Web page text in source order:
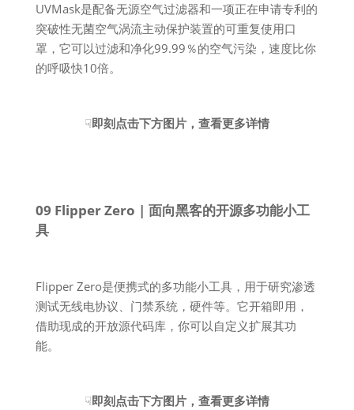
UVMask是配备无源空气过滤器和一项正在申请专利的
突破性无菌空气涡流主动保护装置的可重复使用口
罩，它可以过滤和净化99.99％的空气污染，速度比你
的呼吸快10倍。
☟即刻点击下方图片，查看更多详情
09 Flipper Zero | 面向黑客的开源多功能小工
具
Flipper Zero是便携式的多功能小工具，用于研究渗透
测试无线电协议、门禁系统，硬件等。它开箱即用，
借助现成的开放源代码库，你可以自定义扩展其功
能。
☟即刻点击下方图片，查看更多详情